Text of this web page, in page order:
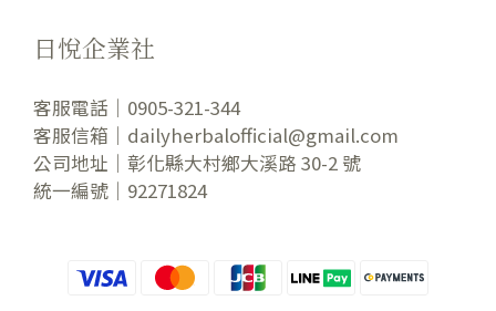
日悅企業社
客服電話｜0905-321-344
客服信箱｜dailyherbalofficial@gmail.com
公司地址｜彰化縣大村鄉大溪路 30-2 號
統一編號｜92271824